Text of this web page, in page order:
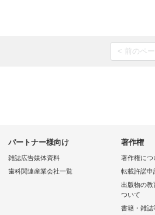
< 前のペ
パートナー様向け
雑誌広告媒体資料
歯科関連産業会社一覧
著作権
著作権につ
転載許諾申
出版物の教
ついて
書籍・雑誌